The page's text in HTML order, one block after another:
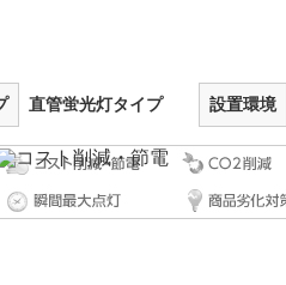
直管蛍光灯タイプ 設置環境